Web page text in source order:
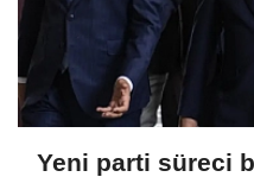
Yeni parti süreci